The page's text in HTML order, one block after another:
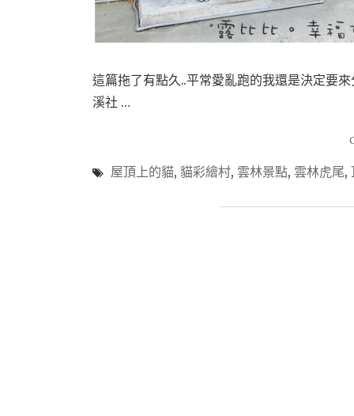
這篇拖了有點久..平常愛亂跑的我還是決定要
溪社 …
屋頂上的貓, 貓彩繪村, 雲林景點, 雲林虎尾,